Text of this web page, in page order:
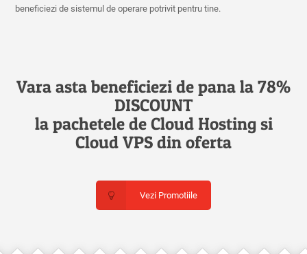
beneficiezi de sistemul de operare potrivit pentru tine.
Vara asta beneficiezi de pana la 78%
DISCOUNT
la pachetele de Cloud Hosting si
Cloud VPS din oferta
Vezi Promotiile